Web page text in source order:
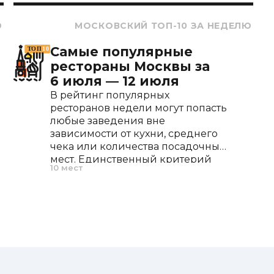
900 ₽
1 800 ₽
1 200 ₽
МОСКОВСКИЙ ТОП-10 ЗА НЕДЕЛЮ
Самые популярные
рестораны Москвы за
6 июля — 12 июля
В рейтинг популярных
ресторанов недели могут попасть
любые заведения вне
зависимости от кухни, среднего
чека или количества посадочных
мест. Единственный критерий
отбора — наибольший интерес у
10 мест